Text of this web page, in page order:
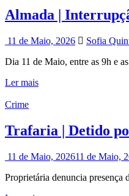
Almada |
11 de Maio, 2026
Sofia
Dia 11 de Maio, entre as 9h e
Ler mais
Crime
Trafaria | Detido
11 de Maio, 202611 de Maio,
Proprietária denuncia presença